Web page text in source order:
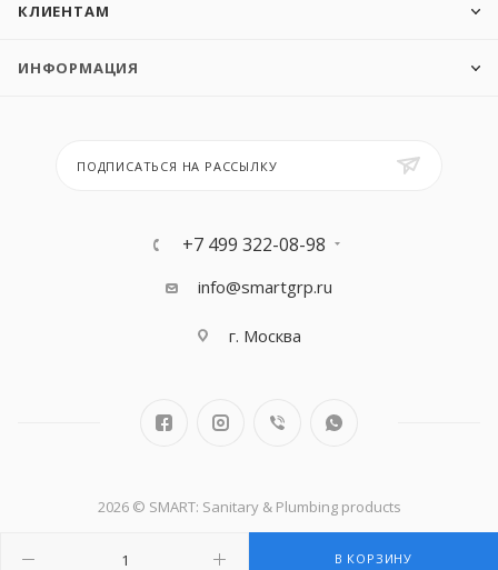
В КОРЗИНУ
КЛИЕНТАМ
ИНФОРМАЦИЯ
ПОДПИСАТЬСЯ НА РАССЫЛКУ
+7 499 322-08-98
info@smartgrp.ru
г. Москва
2026 © SMART: Sanitary & Plumbing products